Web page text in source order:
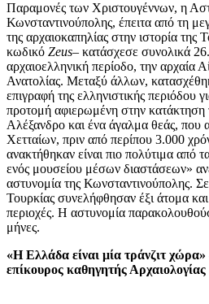
Παραμονές των Χριστουγέννων, η
Κωνσταντινούπολης, έπειτα από τη
της αρχαιοκαπηλίας στην ιστορία της
κωδικό Zeus– κατάσχεσε συνολικά
αρχαιοελληνική περίοδο, την αρχαία
Ανατολίας. Μεταξύ άλλων,
επιγραφή της ελληνιστικής περιόδου
προτομή αφιερωμένη στην κατάκτηση
Αλέξανδρο και ένα άγαλμα θεάς, που
Χετταίων, πριν από περίπου 3.000
ανακτήθηκαν είναι πιο πολύτιμα από
ενός μουσείου μέσων διαστάσεων»
αστυνομία της Κωνσταντινούπολης.
Τουρκίας συνελήφθησαν έξι άτομα
περιοχές. Η αστυνομία
μήνες.
«Η Ελλάδα είναι μία τράνζιτ
επίκουρος καθηγητής Αρχαιολογίας